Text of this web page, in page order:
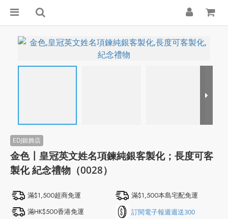
金色〡皇冠英文姓名項鍊純銀客製化；長度可客
製化 紀念禮物（0028）
滿$1,500超商免運
滿$1,500本島宅配免運
滿HK$500香港免運
訂閱電子報週週送300